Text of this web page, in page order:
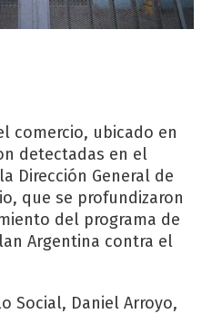
comercio, ubicado en
detectadas en el
Dirección General de
que se profundizaron
del programa de
Argentina contra el
Social, Daniel Arroyo,